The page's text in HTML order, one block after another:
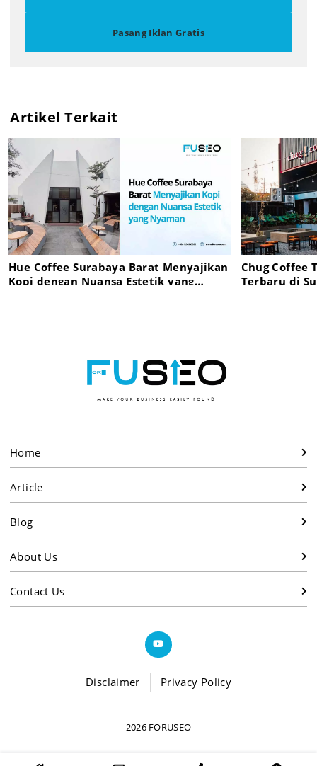
Pasang Iklan Gratis
Artikel Terkait
Hue Coffee Surabaya Barat Menyajikan
Kopi dengan Nuansa Estetik yang
Chug Coffee
Terbaru di
Home
Article
Blog
About Us
Contact Us
Disclaimer Privacy Policy
2026 FORUSEO